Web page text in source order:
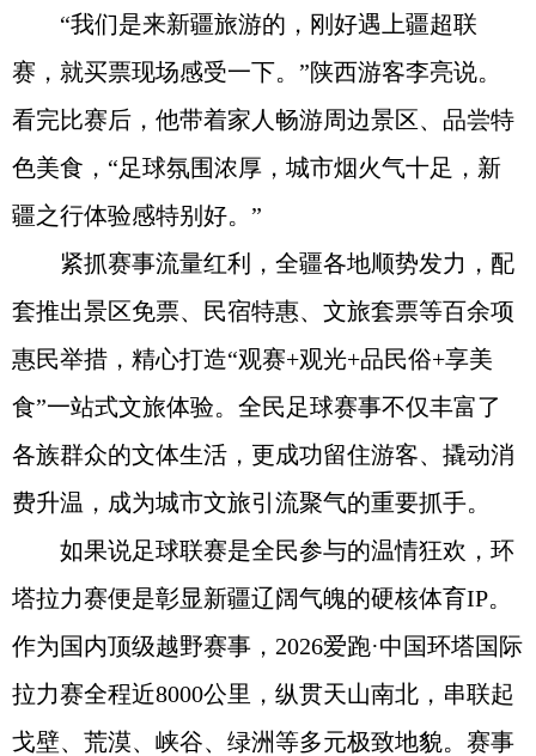
“我们是来新疆旅游的，刚好遇上疆超联
赛，就买票现场感受一下。”陕西游客李亮说。
看完比赛后，他带着家人畅游周边景区、品尝特
色美食，“足球氛围浓厚，城市烟火气十足，新
疆之行体验感特别好。”
紧抓赛事流量红利，全疆各地顺势发力，配
套推出景区免票、民宿特惠、文旅套票等百余项
惠民举措，精心打造“观赛+观光+品民俗+享美
食”一站式文旅体验。全民足球赛事不仅丰富了
各族群众的文体生活，更成功留住游客、撬动消
费升温，成为城市文旅引流聚气的重要抓手。
如果说足球联赛是全民参与的温情狂欢，环
塔拉力赛便是彰显新疆辽阔气魄的硬核体育IP。
作为国内顶级越野赛事，2026爱跑·中国环塔国际
拉力赛全程近8000公里，纵贯天山南北，串联起
戈壁、荒漠、峡谷、绿洲等多元极致地貌。赛事